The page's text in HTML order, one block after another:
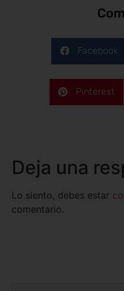
Facebook
Pinterest
Deja una
Lo siento, debes estar
comentario.